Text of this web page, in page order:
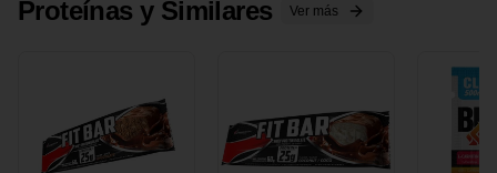
Proteínas y Similares Ver más